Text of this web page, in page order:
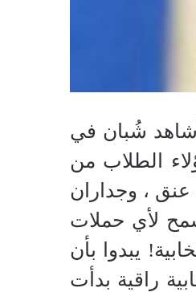
أشاهد شُبان في
الطلاب من
عنق ، وجداران
لأي حملات
يبدوا بأن
راقية بدأت